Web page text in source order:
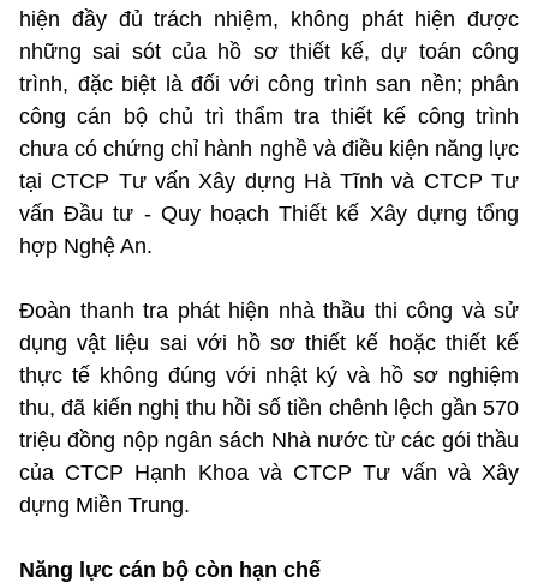
hiện đầy đủ trách nhiệm, không phát hiện được
những sai sót của hồ sơ thiết kế, dự toán công
trình, đặc biệt là đối với công trình san nền; phân
công cán bộ chủ trì thẩm tra thiết kế công trình
chưa có chứng chỉ hành nghề và điều kiện năng lực
tại CTCP Tư vấn Xây dựng Hà Tĩnh và CTCP Tư
vấn Đầu tư - Quy hoạch Thiết kế Xây dựng tổng
hợp Nghệ An.
Đoàn thanh tra phát hiện nhà thầu thi công và sử
dụng vật liệu sai với hồ sơ thiết kế hoặc thiết kế
thực tế không đúng với nhật ký và hồ sơ nghiệm
thu, đã kiến nghị thu hồi số tiền chênh lệch gần 570
triệu đồng nộp ngân sách Nhà nước từ các gói thầu
của CTCP Hạnh Khoa và CTCP Tư vấn và Xây
dựng Miền Trung.
Năng lực cán bộ còn hạn chế